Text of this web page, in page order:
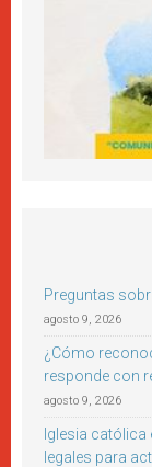
Preguntas
agosto 9, 2026
¿Cómo
responde con
agosto 9, 2026
Iglesia
legales para